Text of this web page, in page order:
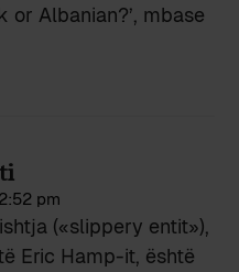
or Albanian?’, mbase
pm
(«slippery entit»),
Eric Hamp-it, është